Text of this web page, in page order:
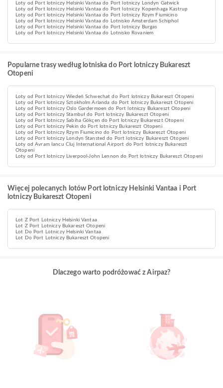
Loty od Port lotniczy Helsinki Vantaa do Port lotniczy Londyn Gatwick
Loty od Port lotniczy Helsinki Vantaa do Port lotniczy Kopenhaga Kastrup
Loty od Port lotniczy Helsinki Vantaa do Port lotniczy Rzym Fiumicino
Loty od Port lotniczy Helsinki Vantaa do Lotnisko Amsterdam Schiphol
Loty od Port lotniczy Helsinki Vantaa do Port lotniczy Burgas
Loty od Port lotniczy Helsinki Vantaa do Lotnisko Rovaniem
Popularne trasy według lotniska do Port lotniczy Bukareszt
Otopeni
Loty od Port lotniczy Wiedeń Schwechat do Port lotniczy Bukareszt Otopeni
Loty od Port lotniczy Sztokholm Arlanda do Port lotniczy Bukareszt Otopeni
Loty od Port lotniczy Oslo Gardermoen do Port lotniczy Bukareszt Otopeni
Loty od Port lotniczy Stambuł do Port lotniczy Bukareszt Otopeni
Loty od Port lotniczy Sabiha Gökçen do Port lotniczy Bukareszt Otopeni
Loty od Port lotniczy Pekin do Port lotniczy Bukareszt Otopeni
Loty od Port lotniczy Rzym Fiumicino do Port lotniczy Bukareszt Otopeni
Loty od Port lotniczy Londyn Stansted do Port lotniczy Bukareszt Otopeni
Loty od Avram Iancu Cluj International Airport do Port lotniczy Bukareszt
Otopeni
Loty od Port lotniczy Liverpool-John Lennon do Port lotniczy Bukareszt Otopeni
Więcej polecanych lotów Port lotniczy Helsinki Vantaa i Port
lotniczy Bukareszt Otopeni
Lot Z Port Lotniczy Helsinki Vantaa
Lot Z Port Lotniczy Bukareszt Otopeni
Lot Do Port Lotniczy Helsinki Vantaa
Lot Do Port Lotniczy Bukareszt Otopeni
Dlaczego warto podróżować z Airpaz?